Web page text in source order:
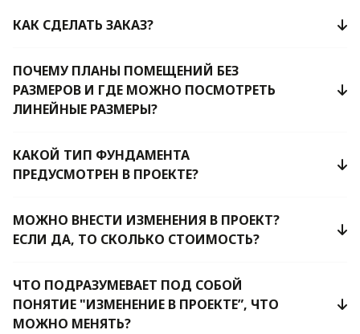
КАК СДЕЛАТЬ ЗАКАЗ?
ПОЧЕМУ ПЛАНЫ ПОМЕЩЕНИЙ БЕЗ
РАЗМЕРОВ И ГДЕ МОЖНО ПОСМОТРЕТЬ
ЛИНЕЙНЫЕ РАЗМЕРЫ?
КАКОЙ ТИП ФУНДАМЕНТА
ПРЕДУСМОТРЕН В ПРОЕКТЕ?
МОЖНО ВНЕСТИ ИЗМЕНЕНИЯ В ПРОЕКТ?
ЕСЛИ ДА, ТО СКОЛЬКО СТОИМОСТЬ?
ЧТО ПОДРАЗУМЕВАЕТ ПОД СОБОЙ
ПОНЯТИЕ "ИЗМЕНЕНИЕ В ПРОЕКТЕ”, ЧТО
МОЖНО МЕНЯТЬ?